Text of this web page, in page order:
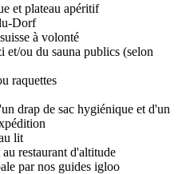
et plateau apéritif
Dorf
à volonté
et/ou du sauna publics (selon
raquettes
drap de sac hygiénique et d'un
lit
restaurant d'altitude
par nos guides igloo